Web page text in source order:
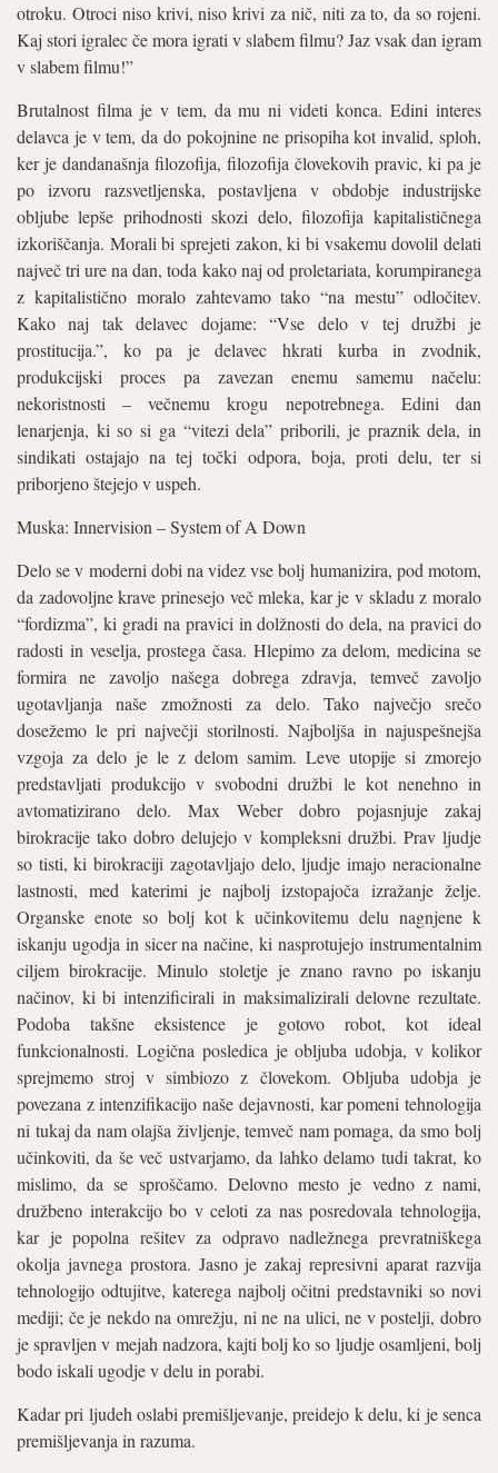
otroku. Otroci niso krivi, niso krivi za nič, niti za to, da so rojeni.
Kaj stori igralec če mora igrati v slabem filmu? Jaz vsak dan igram
v slabem filmu!”
Brutalnost filma je v tem, da mu ni videti konca. Edini interes
delavca je v tem, da do pokojnine ne prisopiha kot invalid, sploh,
ker je dandanašnja filozofija, filozofija človekovih pravic, ki pa je
po izvoru razsvetljenska, postavljena v obdobje industrijske
obljube lepše prihodnosti skozi delo, filozofija kapitalističnega
izkoriščanja. Morali bi sprejeti zakon, ki bi vsakemu dovolil delati
največ tri ure na dan, toda kako naj od proletariata, korumpiranega
z kapitalistično moralo zahtevamo tako “na mestu” odločitev.
Kako naj tak delavec dojame: “Vse delo v tej družbi je
prostitucija.”, ko pa je delavec hkrati kurba in zvodnik,
produkcijski proces pa zavezan enemu samemu načelu:
nekoristnosti – večnemu krogu nepotrebnega. Edini dan
lenarjenja, ki so si ga “vitezi dela” priborili, je praznik dela, in
sindikati ostajajo na tej točki odpora, boja, proti delu, ter si
priborjeno štejejo v uspeh.
Muska: Innervision – System of A Down
Delo se v moderni dobi na videz vse bolj humanizira, pod motom,
da zadovoljne krave prinesejo več mleka, kar je v skladu z moralo
“fordizma”, ki gradi na pravici in dolžnosti do dela, na pravici do
radosti in veselja, prostega časa. Hlepimo za delom, medicina se
formira ne zavoljo našega dobrega zdravja, temveč zavoljo
ugotavljanja naše zmožnosti za delo. Tako največjo srečo
dosežemo le pri največji storilnosti. Najboljša in najuspešnejša
vzgoja za delo je le z delom samim. Leve utopije si zmorejo
predstavljati produkcijo v svobodni družbi le kot nenehno in
avtomatizirano delo. Max Weber dobro pojasnjuje zakaj
birokracije tako dobro delujejo v kompleksni družbi. Prav ljudje
so tisti, ki birokraciji zagotavljajo delo, ljudje imajo neracionalne
lastnosti, med katerimi je najbolj izstopajoča izražanje želje.
Organske enote so bolj kot k učinkovitemu delu nagnjene k
iskanju ugodja in sicer na načine, ki nasprotujejo instrumentalnim
ciljem birokracije. Minulo stoletje je znano ravno po iskanju
načinov, ki bi intenzificirali in maksimalizirali delovne rezultate.
Podoba takšne eksistence je gotovo robot, kot ideal
funkcionalnosti. Logična posledica je obljuba udobja, v kolikor
sprejmemo stroj v simbiozo z človekom. Obljuba udobja je
povezana z intenzifikacijo naše dejavnosti, kar pomeni tehnologija
ni tukaj da nam olajša življenje, temveč nam pomaga, da smo bolj
učinkoviti, da še več ustvarjamo, da lahko delamo tudi takrat, ko
mislimo, da se sproščamo. Delovno mesto je vedno z nami,
družbeno interakcijo bo v celoti za nas posredovala tehnologija,
kar je popolna rešitev za odpravo nadležnega prevratniškega
okolja javnega prostora. Jasno je zakaj represivni aparat razvija
tehnologijo odtujitve, katerega najbolj očitni predstavniki so novi
mediji; če je nekdo na omrežju, ni ne na ulici, ne v postelji, dobro
je spravljen v mejah nadzora, kajti bolj ko so ljudje osamljeni, bolj
bodo iskali ugodje v delu in porabi.
Kadar pri ljudeh oslabi premišljevanje, preidejo k delu, ki je senca
premišljevanja in razuma.